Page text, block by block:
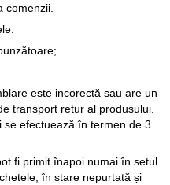
comenzii.
este incorectă sau are un
transport retur al produsului.
efectuează în termen de 3
fi primit înapoi numai în setul
în stare nepurtată și